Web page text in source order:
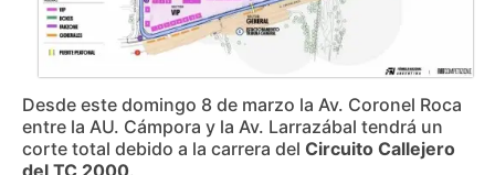
Desde este domingo 8 de marzo la Av. Coronel Roca
entre la AU. Cámpora y la Av. Larrazábal tendrá un
corte total debido a la carrera del Circuito Callejero